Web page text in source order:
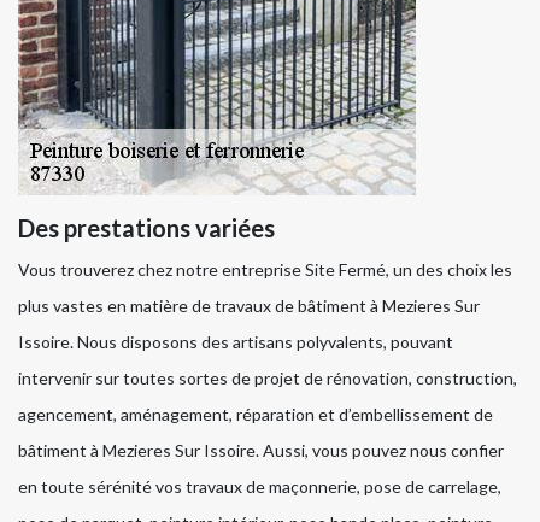
Des prestations variées
Vous trouverez chez notre entreprise Site Fermé, un des choix les
plus vastes en matière de travaux de bâtiment à Mezieres Sur
Issoire. Nous disposons des artisans polyvalents, pouvant
intervenir sur toutes sortes de projet de rénovation, construction,
agencement, aménagement, réparation et d’embellissement de
bâtiment à Mezieres Sur Issoire. Aussi, vous pouvez nous confier
en toute sérénité vos travaux de maçonnerie, pose de carrelage,